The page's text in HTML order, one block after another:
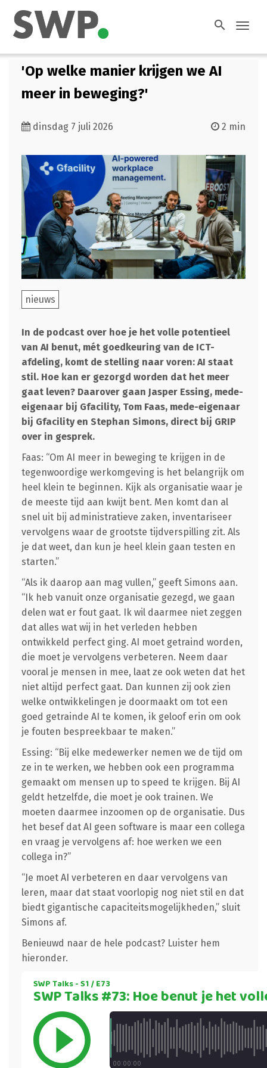
search
'Op welke manier krijgen we AI
meer in beweging?'
dinsdag 7 juli 2026 2 min
nieuws
In de podcast over hoe je het volle potentieel
van AI benut, mét goedkeuring van de ICT-
afdeling, komt de stelling naar voren: AI staat
stil. Hoe kan er gezorgd worden dat het meer
gaat leven? Daarover gaan Jasper Essing, mede-
eigenaar bij Gfacility, Tom Faas, mede-eigenaar
bij Gfacility en Stephan Simons, direct bij GRIP
over in gesprek.
Faas: “Om AI meer in beweging te krijgen in de
tegenwoordige werkomgeving is het belangrijk om
heel klein te beginnen. Kijk als organisatie waar je
de meeste tijd aan kwijt bent. Men komt dan al
snel uit bij administratieve zaken, inventariseer
vervolgens waar de grootste tijdverspilling zit. Als
je dat weet, dan kun je heel klein gaan testen en
starten.”
“Als ik daarop aan mag vullen,” geeft Simons aan.
“Ik heb vanuit onze organisatie gezegd, we gaan
delen wat er fout gaat. Ik wil daarmee niet zeggen
dat alles wat wij in het verleden hebben
ontwikkeld perfect ging. AI moet getraind worden,
die moet je vervolgens verbeteren. Neem daar
vooral je mensen in mee, laat ze ook weten dat het
niet altijd perfect gaat. Dan kunnen zij ook zien
welke ontwikkelingen je doormaakt om tot een
goed getrainde AI te komen, ik geloof erin om ook
je fouten bespreekbaar te maken.”
Essing: “Bij elke medewerker nemen we de tijd om
ze in te werken, we hebben ook een programma
gemaakt om mensen up to speed te krijgen. Bij AI
geldt hetzelfde, die moet je ook trainen. We
moeten daarmee inzoomen op de organisatie. Dus
het besef dat AI geen software is maar een collega
en vraag je vervolgens af: hoe werken we een
collega in?”
“Je moet AI verbeteren en daar vervolgens van
leren, maar dat staat voorlopig nog niet stil en dat
biedt gigantische capaciteitsmogelijkheden,” sluit
Simons af.
Benieuwd naar de hele podcast? Luister hem
hieronder.